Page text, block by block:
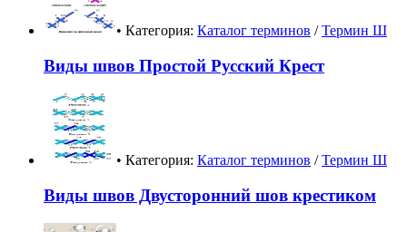
• Категория: Каталог терминов /Термин Ш
Виды швов Простой Русский Крест
• Категория: Каталог терминов /Термин Ш
Виды швов Двусторонний шов крестиком